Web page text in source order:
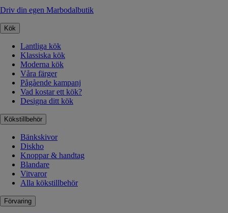
Driv din egen Marbodalbutik
Kök
Lantliga kök
Klassiska kök
Moderna kök
Våra färger
Pågående kampanj
Vad kostar ett kök?
Designa ditt kök
Kökstillbehör
Bänkskivor
Diskho
Knoppar & handtag
Blandare
Vitvaror
Alla kökstillbehör
Förvaring